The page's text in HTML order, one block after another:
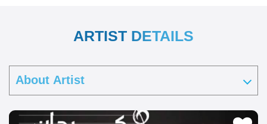
ARTIST DETAILS